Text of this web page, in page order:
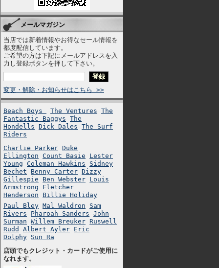
メールマガジン
当店では新着情報やお得なセール情報を
都度配信しています。
ご希望の方は下記にメールアドレスを入
力し登録ボタンを押して下さい。
変更・解除・お知らせはこちら >>
Beach Boys The Ventures The
Fantastic Baggys The
Hondells Dick Dales The Surf
Riders
Charlie Parker Duke
Ellington Count Basie
Lester
Young Coleman Hawkins
Sidney
Bechet
Benny Carter Dizzy
Gillespie
Ben Webster Louis
Armstrong
Fletcher
Henderson
Billie Holiday
Paul Bley Mal Waldron
Sam
Rivers
Pharoah Sanders John
Surman Willem Breuker Ruswell
Rudd
Albert Ayler Eric
Dolphy Sun Ra
店頭でもクレジット・カードがご使用に
なれます。